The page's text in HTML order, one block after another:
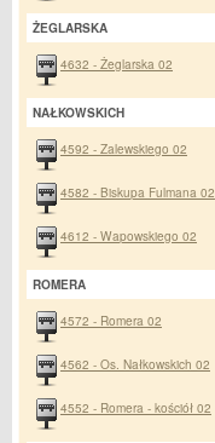
ŻEGLARSKA
4632 - Żeglarska 02
NAŁKOWSKICH
4592 - Zalewskiego 02
4582 - Biskupa Fulmana 02
4612 - Wapowskiego 02
ROMERA
4572 - Romera 02
4562 - Os. Nałkowskich 02
4552 - Romera - kościół 02